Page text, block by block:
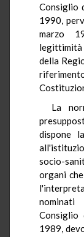
Consiglio
1990,
marzo
legittimità
della
La
dispone
socio-
organi
Consiglio
1989,